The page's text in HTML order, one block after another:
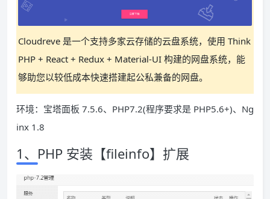
Cloudreve 是一个支持多家云存储的云盘系统，使用 Think
PHP + React + Redux + Material-UI 构建的网盘系统，能
够助您以较低成本快速搭建起公私兼备的网盘。
环境：宝塔面板 7.5.6、PHP7.2(程序要求是 PHP5.6+)、Ng
inx 1.8
1、PHP 安装【fileinfo】扩展